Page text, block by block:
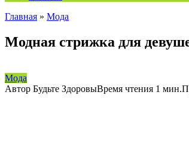
Главная » Мода
Модная стрижка для
Мода
Автор Будьте ЗдоровыВремя чтения 1 мин.